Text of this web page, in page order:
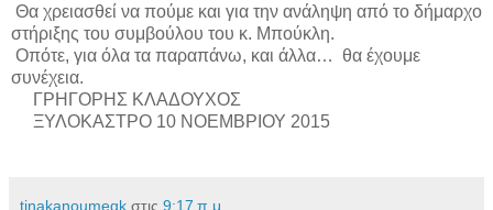
Θα χρειασθεί να πούμε και για την ανάληψη από το δήμαρχο
στήριξης του συμβούλου του κ. Μπούκλη.
Οπότε, για όλα τα παραπάνω, και άλλα… θα έχουμε
συνέχεια.
ΓΡΗΓΟΡΗΣ ΚΛΑΔΟΥΧΟΣ
ΞΥΛΟΚΑΣΤΡΟ 10 ΝΟΕΜΒΡΙΟΥ 2015
tinakanoumegk στις 9:17 π.μ.